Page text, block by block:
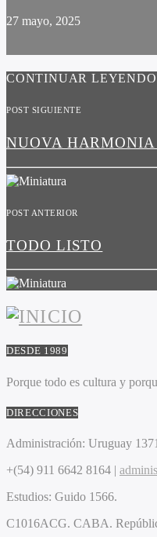
27 mayo, 2025
CONTINUAR LEYENDO
POST SIGUIENTE
NUOVA HARMONIA
POST ANTERIOR
TODO LISTO
DESDE 1989
Porque todo es cultura y
DIRECCIONES
Administración: Uruguay
+(54) 911 6642 8164 |
Estudios: Guido 1566.
C1016ACG. CABA.